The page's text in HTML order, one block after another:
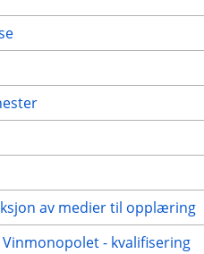
av medier til opplæring
- kvalifisering